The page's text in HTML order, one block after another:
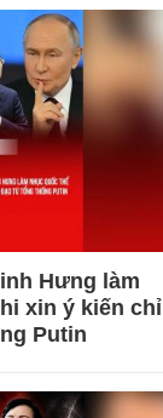
Hưng làm
xin ý kiến chỉ
Putin